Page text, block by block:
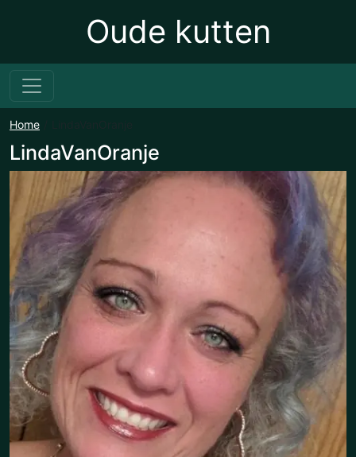
Oude kutten
Home
LindaVanOranje